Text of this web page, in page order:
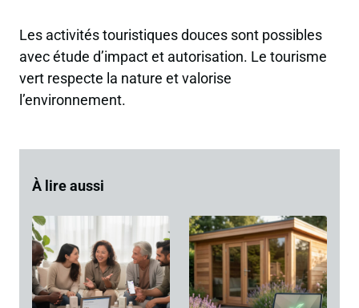
Les activités touristiques douces sont possibles
avec étude d’impact et autorisation. Le tourisme
vert respecte la nature et valorise
l’environnement.
À lire aussi